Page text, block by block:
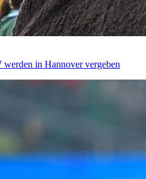
in Hannover vergeben